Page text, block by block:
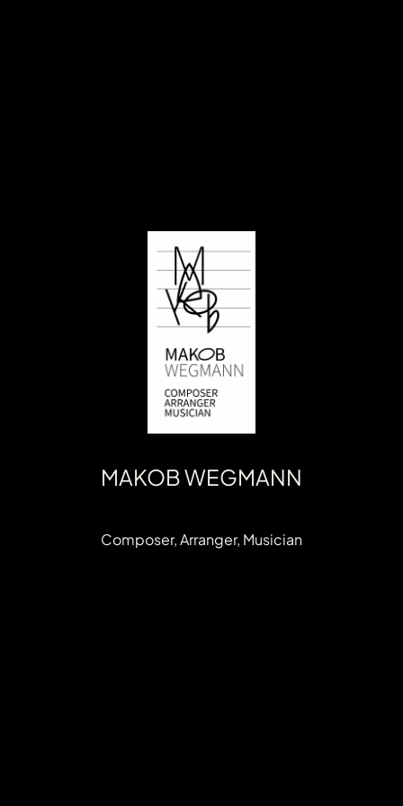
MAKOB WEGMANN
Composer, Arranger, Musician